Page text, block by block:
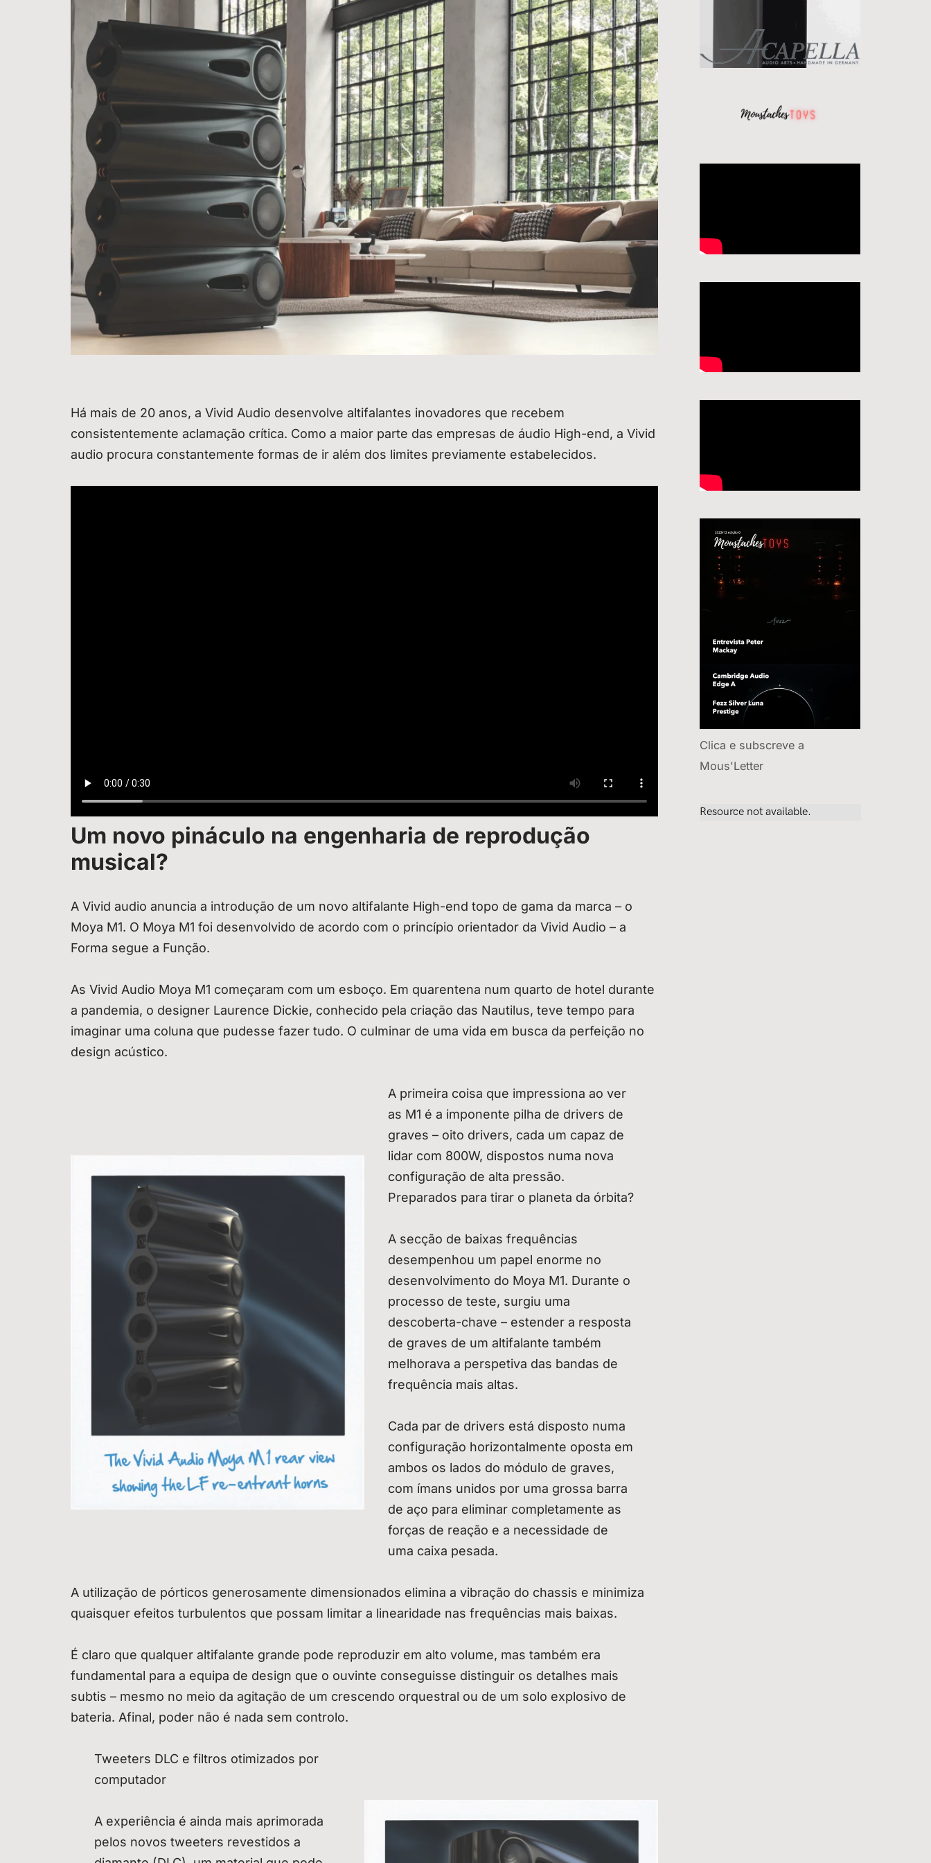
Há mais de 20 anos, a Vivid Audio desenvolve altifalantes inovadores que recebem
consistentemente aclamação crítica. Como a maior parte das empresas de áudio High-end, a Vivid
audio procura constantemente formas de ir além dos limites previamente estabelecidos.
Um novo pináculo na engenharia de reprodução
musical?
A Vivid audio anuncia a introdução de um novo altifalante High-end topo de gama da marca – o
Moya M1. O Moya M1 foi desenvolvido de acordo com o princípio orientador da Vivid Audio – a
Forma segue a Função.
As Vivid Audio Moya M1 começaram com um esboço. Em quarentena num quarto de hotel durante
a pandemia, o designer Laurence Dickie, conhecido pela criação das Nautilus, teve tempo para
imaginar uma coluna que pudesse fazer tudo. O culminar de uma vida em busca da perfeição no
design acústico.
A primeira coisa que impressiona ao ver
as M1 é a imponente pilha de drivers de
graves – oito drivers, cada um capaz de
lidar com 800W, dispostos numa nova
configuração de alta pressão.
Preparados para tirar o planeta da órbita?
A secção de baixas frequências
desempenhou um papel enorme no
desenvolvimento do Moya M1. Durante o
processo de teste, surgiu uma
descoberta-chave – estender a resposta
de graves de um altifalante também
melhorava a perspetiva das bandas de
frequência mais altas.
Cada par de drivers está disposto numa
configuração horizontalmente oposta em
ambos os lados do módulo de graves,
com ímans unidos por uma grossa barra
de aço para eliminar completamente as
forças de reação e a necessidade de
uma caixa pesada.
A utilização de pórticos generosamente dimensionados elimina a vibração do chassis e minimiza
quaisquer efeitos turbulentos que possam limitar a linearidade nas frequências mais baixas.
É claro que qualquer altifalante grande pode reproduzir em alto volume, mas também era
fundamental para a equipa de design que o ouvinte conseguisse distinguir os detalhes mais
subtis – mesmo no meio da agitação de um crescendo orquestral ou de um solo explosivo de
bateria. Afinal, poder não é nada sem controlo.
Tweeters DLC e filtros otimizados por
computador
A experiência é ainda mais aprimorada
pelos novos tweeters revestidos a
Clica e subscreve a
Mous'Letter